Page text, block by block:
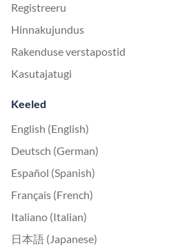
Registreeru
Hinnakujundus
Rakenduse verstapostid
Kasutajatugi
Keeled
English (English)
Deutsch (German)
Español (Spanish)
Français (French)
Italiano (Italian)
日本語 (Japanese)